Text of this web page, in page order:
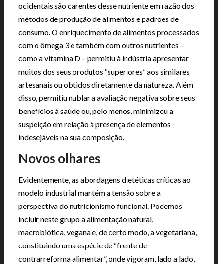
ocidentais são carentes desse nutriente em razão dos
métodos de produção de alimentos e padrões de
consumo. O enriquecimento de alimentos processados
com o ômega 3 e também com outros nutrientes –
como a vitamina D – permitiu à indústria apresentar
muitos dos seus produtos “superiores” aos similares
artesanais ou obtidos diretamente da natureza. Além
disso, permitiu nublar a avaliação negativa sobre seus
benefícios à saúde ou, pelo menos, minimizou a
suspeição em relação à presença de elementos
indesejáveis na sua composição.
Novos olhares
Evidentemente, as abordagens dietéticas críticas ao
modelo industrial mantém a tensão sobre a
perspectiva do nutricionismo funcional. Podemos
incluir neste grupo a alimentação natural,
macrobiótica, vegana e, de certo modo, a vegetariana,
constituindo uma espécie de “frente de
contrarreforma alimentar”, onde vigoram, lado a lado,